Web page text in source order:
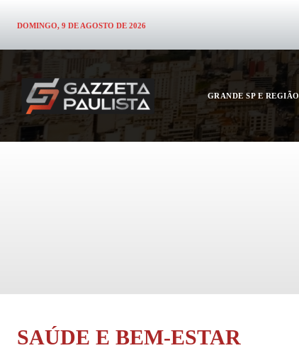
DOMINGO, 9 DE AGOSTO DE 2026
GRANDE SP E REGIÃO
SAÚDE E BEM-ESTAR